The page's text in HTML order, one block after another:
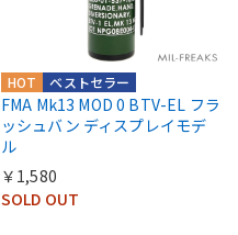
ベストセラー
HOT
FMA Mk13 MOD 0 BTV-EL フラ
ッシュバン ディスプレイモデ
ル
￥1,580
SOLD OUT